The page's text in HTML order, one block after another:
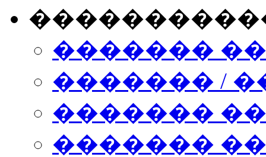
�������
������� /
�������
������� ���